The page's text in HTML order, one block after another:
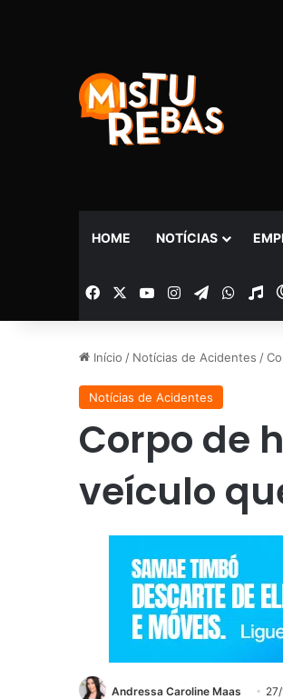
HOME NOTÍCIAS
Facebook YouTubeInstagramTelegram
Início / Notícias de Acidentes /
Notícias de Acidentes
Corpo de
veículo
Andressa Caroline Maas